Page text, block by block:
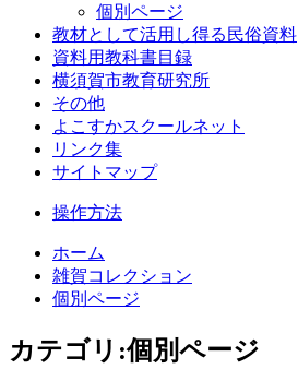
個別ページ
教材として活用し得る民俗資料
資料用教科書目録
横須賀市教育研究所
その他
よこすかスクールネット
リンク集
サイトマップ
操作方法
ホーム
雑賀コレクション
個別ページ
カテゴリ:個別ページ